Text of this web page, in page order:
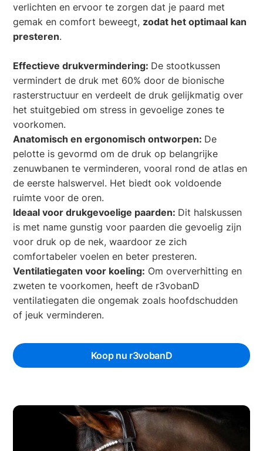
verlichten en ervoor te zorgen dat je paard met
gemak en comfort beweegt, zodat het optimaal kan
presteren.
Effectieve drukvermindering: De stootkussen
vermindert de druk met 60% door de bionische
rasterstructuur en verdeelt de druk gelijkmatig over
het stuitgebied om stress in gevoelige zones te
voorkomen.
Anatomisch en ergonomisch ontworpen: De
pelotte is gevormd om de druk op belangrijke
zenuwbanen te verminderen, vooral rond de atlas en
de eerste halswervel. Het biedt ook voldoende
ruimte voor de oren.
Ideaal voor drukgevoelige paarden: Dit halskussen
is met name gunstig voor paarden die gevoelig zijn
voor druk op de nek, waardoor ze zich
comfortabeler voelen en beter presteren.
Ventilatiegaten voor koeling: Om oververhitting en
zweten te voorkomen, heeft de r3vobanD
ventilatiegaten die ongemak zoals hoofdschudden
of jeuk verminderen.
Koop nu r3vobanD